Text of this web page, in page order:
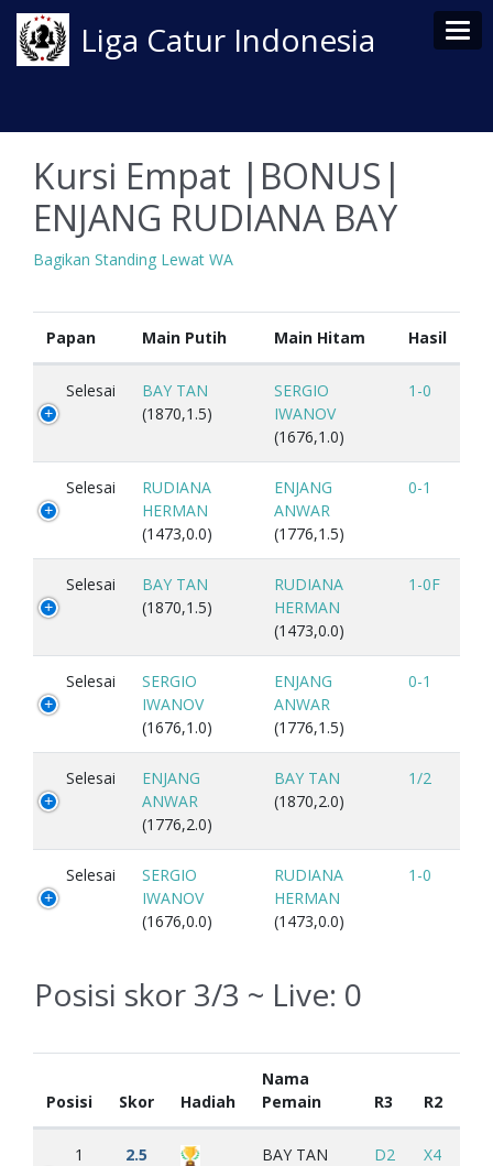
Liga Catur Indonesia
Kursi Empat |BONUS|
ENJANG RUDIANA BAY
Bagikan Standing Lewat WA
Papan Main Putih Main Hitam Hasil
Selesai
BAY TAN
(1870,1.5)
SERGIO
IWANOV
(1676,1.0)
1-0
Selesai
RUDIANA
HERMAN
(1473,0.0)
ENJANG
ANWAR
(1776,1.5)
0-1
Selesai
BAY TAN
(1870,1.5)
RUDIANA
HERMAN
(1473,0.0)
1-0F
Selesai
SERGIO
IWANOV
(1676,1.0)
ENJANG
ANWAR
(1776,1.5)
0-1
Selesai
ENJANG
ANWAR
(1776,2.0)
BAY TAN
(1870,2.0)
1/2
Selesai
SERGIO
IWANOV
(1676,0.0)
RUDIANA
HERMAN
(1473,0.0)
1-0
Posisi skor 3/3 ~ Live: 0
Posisi Skor Hadiah
Nama
Pemain
R3 R2
1
2.5
BAY TAN
D2 X4